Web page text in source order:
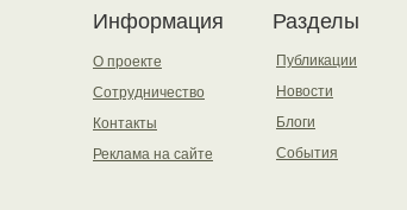
Информация
О проекте
Сотрудничество
Контакты
Реклама на сайте
Разделы
Публикации
Новости
Блоги
События